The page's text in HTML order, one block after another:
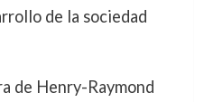
de la sociedad
de Henry-Raymond